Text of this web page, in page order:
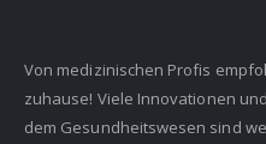
Von medizinischen Profis
zuhause! Viele Innovationen
dem Gesundheitswesen sind